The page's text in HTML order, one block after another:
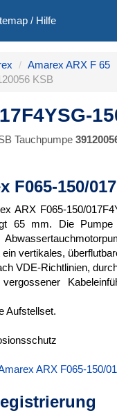
/ Hilfe
Amarex ARX F 65
KSB
Tauchpumpe
F065-150/
ARX F065-150/
65 mm. Die
vertikales,
VDE-Richtlinien,
vergossener
Aufstellset.
ARX F065-150/